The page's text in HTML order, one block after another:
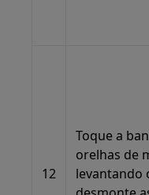
12
Toque a
orelhas de
levantando